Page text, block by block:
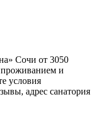
Сочи от 3050
проживанием и
условия
адрес санатория